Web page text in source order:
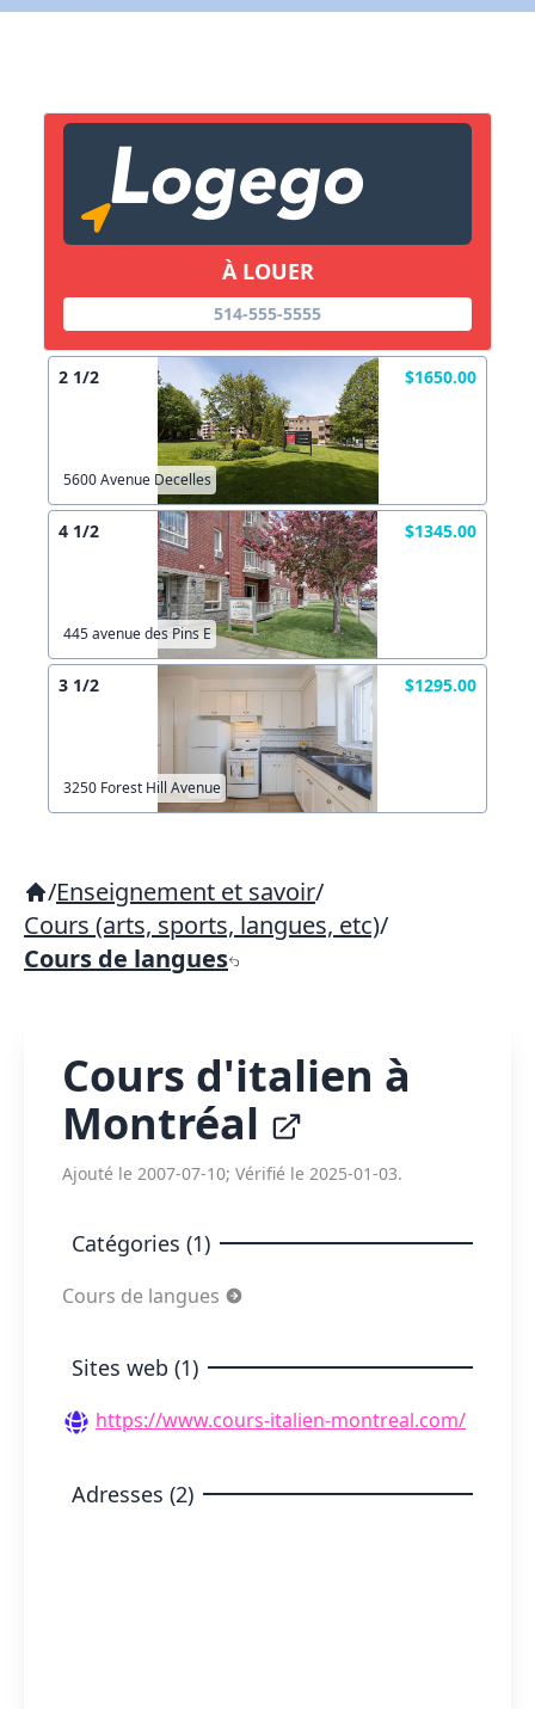
À LOUER
514-555-5555
2 1/2 $1650.00
5600 Avenue Decelles
4 1/2 $1345.00
445 avenue des Pins E
3 1/2 $1295.00
3250 Forest Hill Avenue
/Enseignement et savoir/
Cours (arts, sports, langues, etc)/
Cours de langues
Cours d'italien à
Montréal
Ajouté le 2007-07-10; Vérifié le 2025-01-03.
Catégories (1)
Cours de langues
Sites web (1)
https://www.cours-italien-montreal.com/
Adresses (2)
Lien vers inscription (sera inclus dans courriel)
Copier lien
X Fermer